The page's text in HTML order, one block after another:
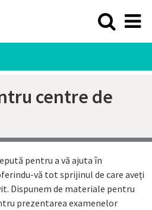
centre de
pentru a vă ajuta în
vă tot sprijinul de care aveți
Dispunem de materiale pentru
prezentarea examenelor